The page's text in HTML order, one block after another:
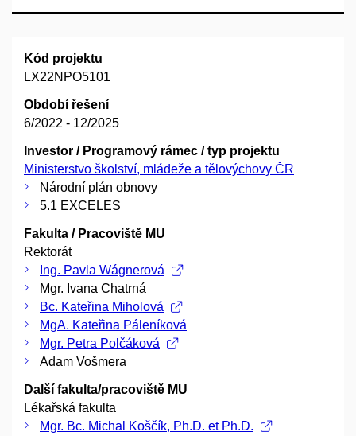
Kód projektu
LX22NPO5101
Období řešení
6/2022 - 12/2025
Investor / Programový rámec / typ projektu
Ministerstvo školství, mládeže a tělovýchovy ČR
Národní plán obnovy
5.1 EXCELES
Fakulta / Pracoviště MU
Rektorát
Ing. Pavla Wágnerová
Mgr. Ivana Chatrná
Bc. Kateřina Miholová
MgA. Kateřina Páleníková
Mgr. Petra Polčáková
Adam Vošmera
Další fakulta/pracoviště MU
Lékařská fakulta
Mgr. Bc. Michal Koščík, Ph.D. et Ph.D.